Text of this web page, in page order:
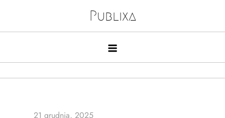
content
Publixa